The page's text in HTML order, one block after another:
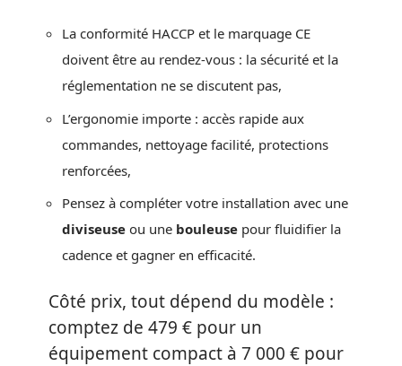
La conformité HACCP et le marquage CE
doivent être au rendez-vous : la sécurité et la
réglementation ne se discutent pas,
L’ergonomie importe : accès rapide aux
commandes, nettoyage facilité, protections
renforcées,
Pensez à compléter votre installation avec une
diviseuse ou une bouleuse pour fluidifier la
cadence et gagner en efficacité.
Côté prix, tout dépend du modèle :
comptez de 479 € pour un
équipement compact à 7 000 € pour